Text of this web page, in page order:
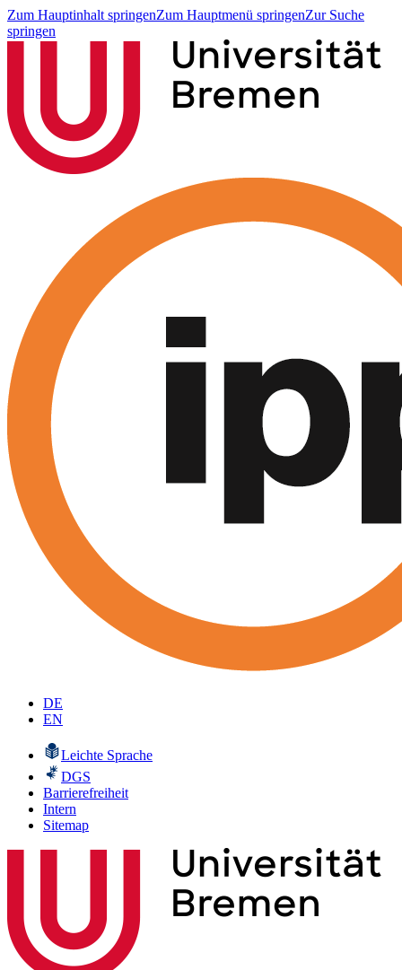
Zum Hauptinhalt springenZum Hauptmenü springenZur Suche
springen
DE
EN
Leichte Sprache
DGS
Barrierefreiheit
Intern
Sitemap